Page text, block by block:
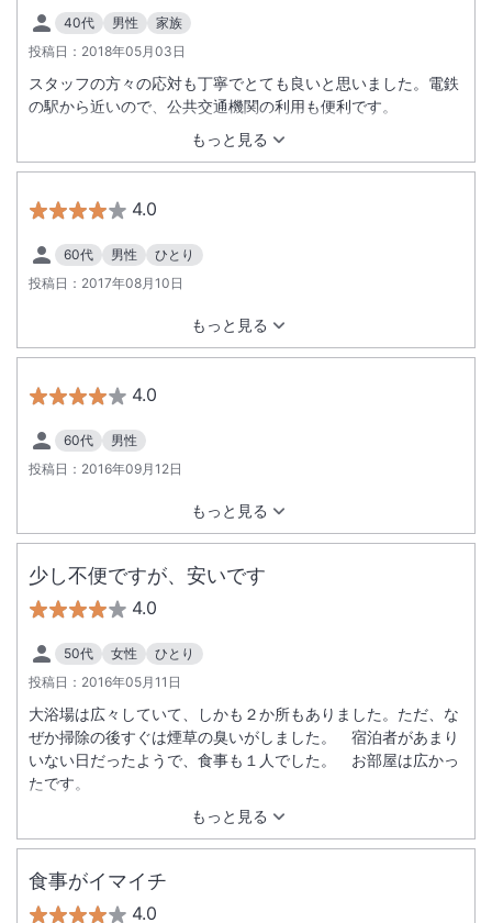
40代 男性
家族
投稿日： 2018年05月03日
もっと見る
スタッフの方々の応対も丁寧でとても良いと思いました。電鉄
の駅から近いので、公共交通機関の利用も便利です。
4.0
60代 男性
ひとり
投稿日： 2017年08月10日
もっと見る
4.0
60代
男性
投稿日： 2016年09月12日
もっと見る
少し不便ですが、安いです
4.0
50代 女性
ひとり
投稿日： 2016年05月11日
もっと見る
大浴場は広々していて、しかも２か所もありました。ただ、な
ぜか掃除の後すぐは煙草の臭いがしました。 宿泊者があまり
いない日だったようで、食事も１人でした。 お部屋は広かっ
たです。
食事がイマイチ
4.0